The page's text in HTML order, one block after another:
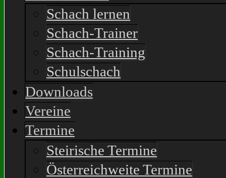
Schach lernen
Schach-Trainer
Schach-Training
Schulschach
Downloads
Vereine
Termine
Steirische Termine
Österreichweite Termine